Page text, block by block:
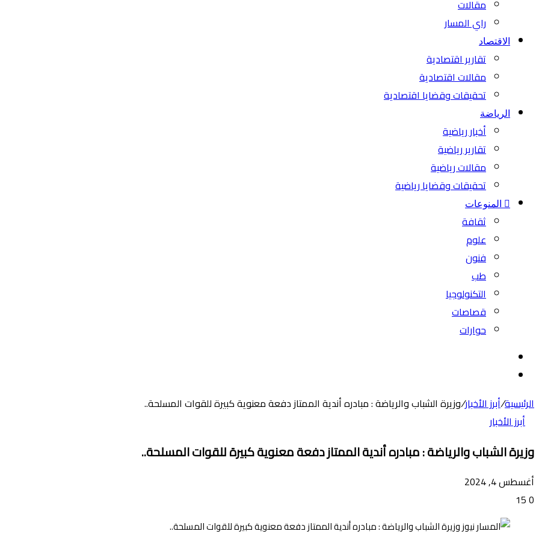
مقالات
راي المسار
الاقتصاد
تقارير اقتصادية
مقالات اقتصادية
تحقيقات وقضايا اقتصادية
الرياضة
أخبار رياضية
تقارير رياضية
مقالات رياضية
تحقيقات وقضايا رياضية
المنوعات
ثقافة
علوم
فنون
طب
التكنولوجيا
قصاصات
حوارات
المظلم
الرئيسية/أبرز الأخبار/وزيرة الشباب والرياضة : مبادره أندية الممتاز دفعة معنوية كبيرة للقوات المسلحة..
أبرز الأخبار
وزيرة الشباب والرياضة : مبادره أندية الممتاز دفعة معنوية كبيرة للقوات المسلحة..
أغسطس 4, 2024
0